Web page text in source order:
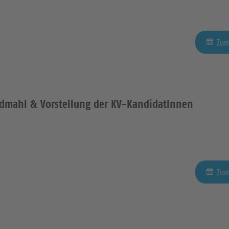
& Vorstellung der KV-KandidatInnen